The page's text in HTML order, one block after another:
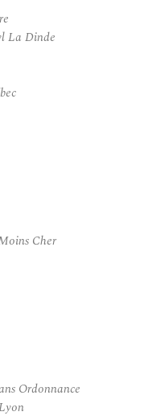
La Dinde
Cher
Ordonnance